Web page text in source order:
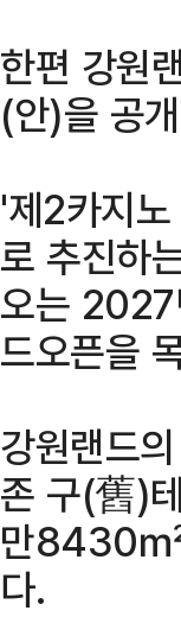
한편 강원
(안)을 공
'제2카지
로 추진하
오는
드오픈을
강원랜드
존 구(舊)
만8430㎡
다.